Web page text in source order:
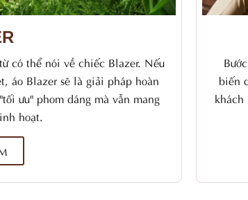
có thể nói về chiếc Blazer. Nếu
áo Blazer sẽ là giải pháp hoàn
ưu" phom dáng mà vẫn mang
hoạt.
biến